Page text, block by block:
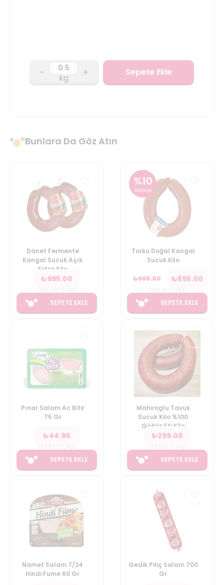
- kg + Sepete Ekle
Bunlara Da Göz Atın
Danet Fermente
Kangal Sucuk Açık
Extra Kilo
₺995.00
SEPETE EKLE
%10
İNDİRİM
Torku Doğal Kangal
Sucuk Kilo
₺995.00 ₺895.00
SEPETE EKLE
Pınar Salam Ac Bitir
75 Gr
₺44.90
SEPETE EKLE
Mahiroglu Tavuk
Sucuk Kilo %100
Göğüs Eti Kilo
₺299.00
SEPETE EKLE
Namet Salam 7/24
Hindi Fume 60 Gr
Gedik Piliç Salam 700
Gr